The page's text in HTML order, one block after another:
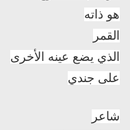
هو ذاته
القمر
الذي يضع عينه الأخرى
على جندي
شاعر